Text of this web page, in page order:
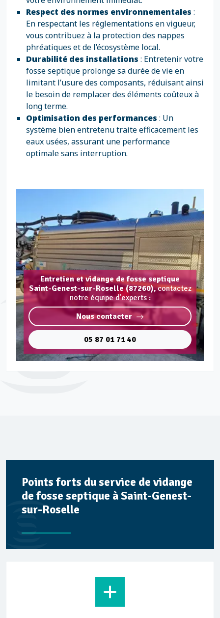
Respect des normes environnementales :
En respectant les réglementations en vigueur,
vous contribuez à la protection des nappes
phréatiques et de l’écosystème local.
Durabilité des installations : Entretenir votre
fosse septique prolonge sa durée de vie en
limitant l’usure des composants, réduisant ainsi
le besoin de remplacer des éléments coûteux à
long terme.
Optimisation des performances : Un
système bien entretenu traite efficacement les
eaux usées, assurant une performance
optimale sans interruption.
Entretien et vidange de fosse septique
Saint-Genest-sur-Roselle (87260),contactez
notre équipe d'experts :
Nous contacter
05 87 01 71 40
Points forts du service de vidange
de fosse septique à Saint-Genest-
sur-Roselle